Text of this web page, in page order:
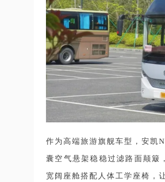
作为高端旅游旗舰车型，安凯
囊空气悬架稳稳过滤路面颠簸
宽阔座舱搭配人体工学座椅，